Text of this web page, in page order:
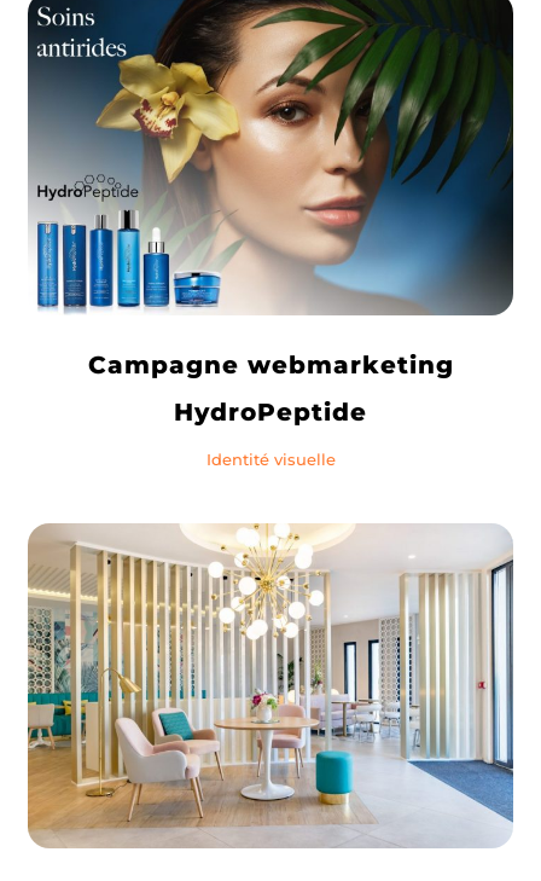
Campagne webmarketing
HydroPeptide
Identité visuelle